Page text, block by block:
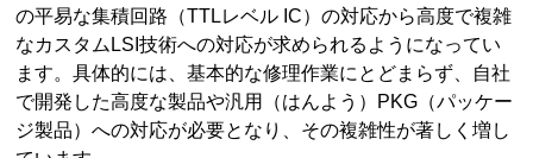
の平易な集積回路（TTLレベル IC）の対応から高度で複雑
なカスタムLSI技術への対応が求められるようになってい
ます。具体的には、基本的な修理作業にとどまらず、自社
で開発した高度な製品や汎用（はんよう）PKG（パッケー
ジ製品）への対応が必要となり、その複雑性が著しく増し